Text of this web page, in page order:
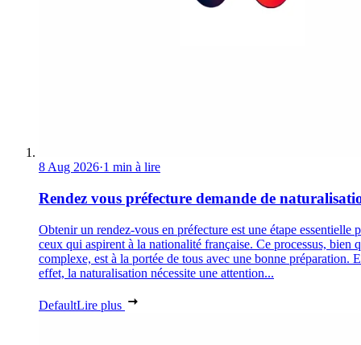
8 Aug 2026·1 min à lire
Rendez vous préfecture demande de
Obtenir un rendez-vous en préfecture est une étape essentielle
ceux qui aspirent à la nationalité française. Ce processus, bien
complexe, est à la portée de tous avec une bonne préparation.
effet, la naturalisation nécessite une attention...
DefaultLire plus